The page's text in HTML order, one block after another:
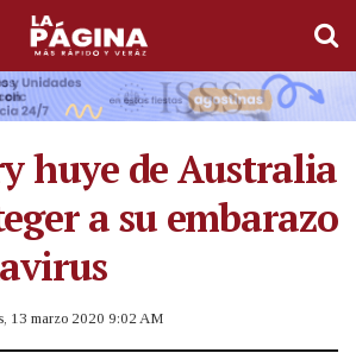
huye de Australia
a su embarazo
13 marzo 2020 9:02 AM